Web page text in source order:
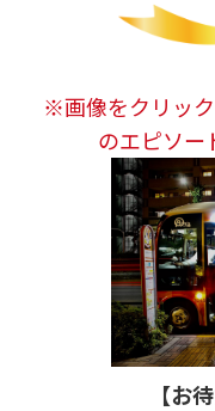
※画像をクリッ
のエピソー
【お